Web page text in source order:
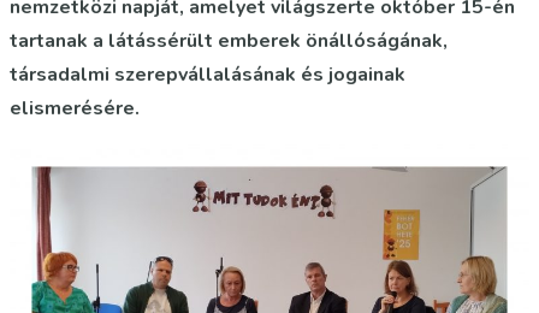
nemzetközi napját, amelyet világszerte október 15-én
tartanak a látássérült emberek önállóságának,
társadalmi szerepvállalásának és jogainak
elismerésére.